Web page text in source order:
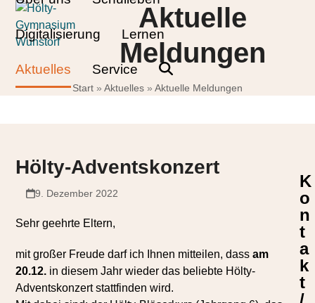
Skip
content
Digitalisierung Lernen
Aktuelles Service
Open
mobile
Close
mobile
Aktuelle
Meldungen
Start » Aktuelles » Aktuelle Meldungen
Hölty-Adventskonzert
9. Dezember 2022
Sehr geehrte Eltern,
mit großer Freude darf ich Ihnen mitteilen, dassam
20.12. in diesem Jahr wieder das beliebte Hölty-
Adventskonzert stattfinden wird.
K
o
n
t
a
k
t
/